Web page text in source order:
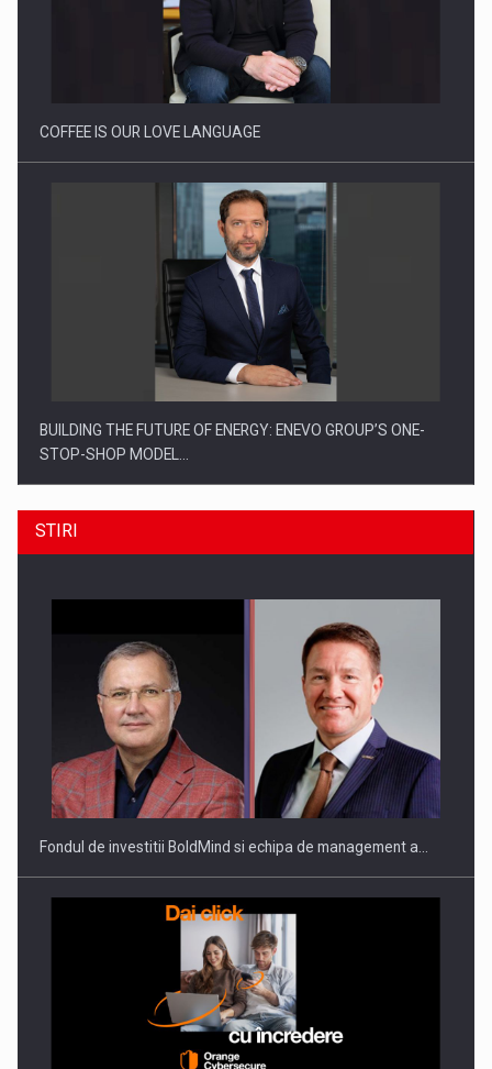
Webinar - Business Evolution-RETHINK STRATEGY-Finantare
Investitii Digitalizare
COFFEE IS OUR LOVE LANGUAGE
BUILDING THE FUTURE OF ENERGY: ENEVO GROUP’S ONE-
STOP-SHOP MODEL…
ROOTED IN ROMANIA, BUILT TO DELIVER TECHNOLOGY FOR
THE…
STIRI
Fondul de investitii BoldMind si echipa de management a…